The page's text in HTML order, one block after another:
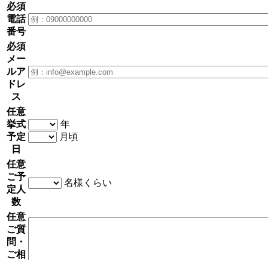
必須
電話
番号
必須
メー
ルア
ドレ
ス
任意
挙式
予定
日
年
月頃
任意
ご予
定人
数
名様くらい
任意
ご質
問・
ご相